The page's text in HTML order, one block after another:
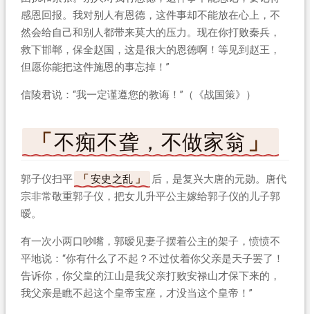
感恩回报。我对别人有恩德，这件事却不能放在心上，不
然会给自己和别人都带来莫大的压力。现在你打败秦兵，
救下邯郸，保全赵国，这是很大的恩德啊！等见到赵王，
但愿你能把这件施恩的事忘掉！”
信陵君说：“我一定谨遵您的教诲！”（《战国策》）
不痴不聋，不做家翁
郭子仪扫平 安史之乱
后，是复兴大唐的元勋。唐代
宗非常敬重郭子仪，把女儿升平公主嫁给郭子仪的儿子郭
暧。
有一次小两口吵嘴，郭暧见妻子摆着公主的架子，愤愤不
平地说：“你有什么了不起？不过仗着你父亲是天子罢了！
告诉你，你父皇的江山是我父亲打败安禄山才保下来的，
我父亲是瞧不起这个皇帝宝座，才没当这个皇帝！”